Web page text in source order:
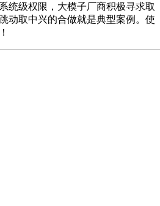
级权限，大模子厂商积极寻求取
动取中兴的合做就是典型案例。使